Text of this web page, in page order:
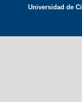
Universidad de